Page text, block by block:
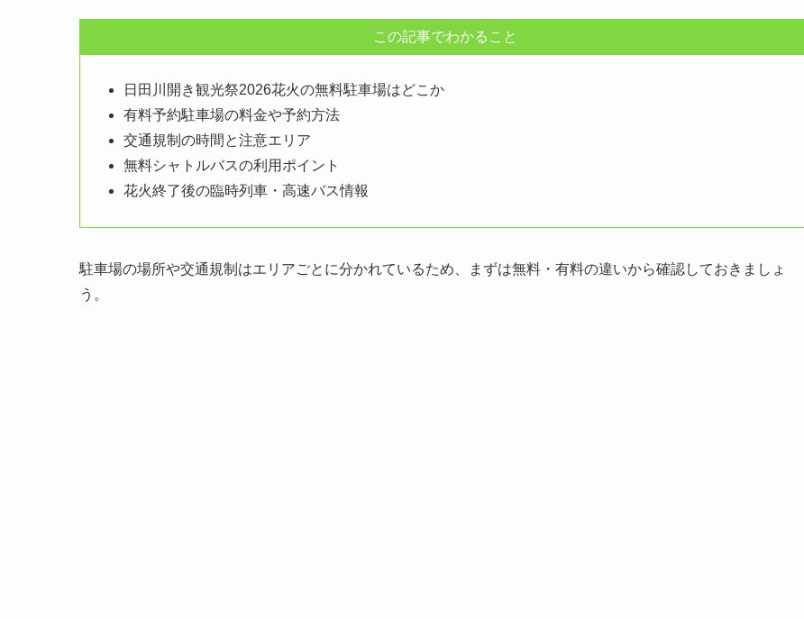
この記事でわかること
日田川開き観光祭2026花火の無料駐車場はどこか
有料予約駐車場の料金や予約方法
交通規制の時間と注意エリア
無料シャトルバスの利用ポイント
花火終了後の臨時列車・高速バス情報
駐車場の場所や交通規制はエリアごとに分かれているため、まずは無料・有料の違いから確認しておきましょ
う。